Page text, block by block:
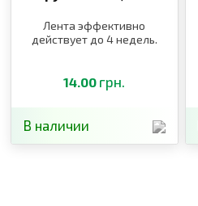
Лента эффективно
действует до 4 недель.
14.00 грн.
В наличии